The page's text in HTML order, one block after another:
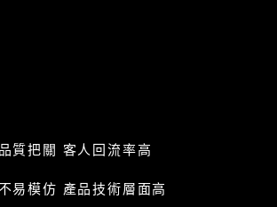
質把關 客人回流率高
易模仿 產品技術層面高